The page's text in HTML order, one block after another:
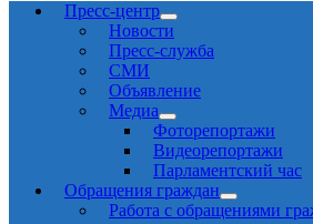
Пресс-центр
Новости
Пресс-служба
СМИ
Объявление
Медиа
Фоторепортажи
Видеорепортажи
Парламентский час
Обращения граждан
Работа с обращениями